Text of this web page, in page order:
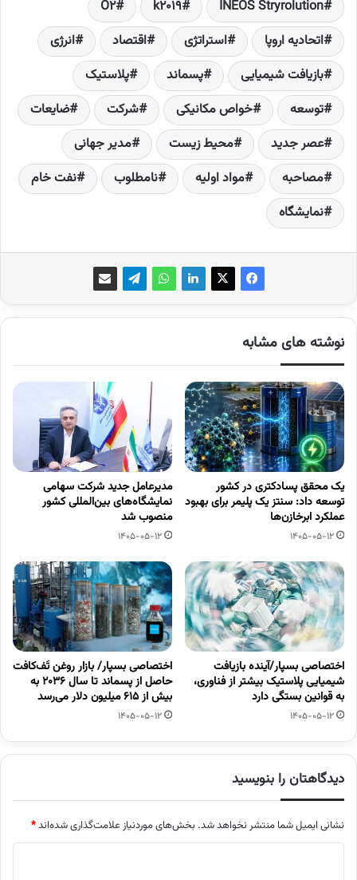
INEOS Stryrolution
k2019
O2
اتحادیه اروپا
استراتژی اقتصاد
انرژی
بازیافت شیمیایی
پسماند
پلاستیک
توسعه‌
خواص مکانیکی شرکت
ضایعات
عصر جدید
محیط زیست
مدیر جهانی
مصاحبه‌
مواد اولیه نامطلوب
نفت خام
نمایشگاه
نوشته های مشابه
یک محقق پسادکتری در کشور
توسعه داد: سنتز یک پلیمر برای بهبود
عملکرد ابرخازن‌ها
1405-05-12
مدیرعامل جدید شرکت سهامی
نمایشگاه‌های بین‌المللی کشور
منصوب شد
1405-05-12
اختصاصی بسپار/آینده بازیافت
شیمیایی پلاستیک بیشتر از فناوری،
به قوانین بستگی دارد
1405-05-12
اختصاصی بسپار/ بازار روغن تَف‌کافت
حاصل از پسماند تا سال ۲۰۳۶ به
بیش از ۶۱۵ میلیون دلار می‌رسد
1405-05-12
دیدگاهتان را بنویسید
نشانی ایمیل شما منتشر نخواهد شد. بخش‌های موردنیاز علامت‌گذاری شده‌اند*